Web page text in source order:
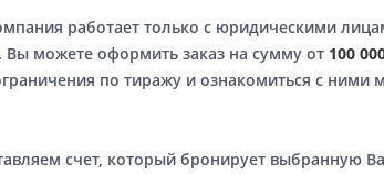
работает только с юридическими
Вы можете оформить заказ на сумму от 100
по тиражу и ознакомиться с ними
счет, который бронирует выбранную